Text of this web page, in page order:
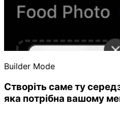
Builder Mode
Створіть саме ту
яка потрібна вашому